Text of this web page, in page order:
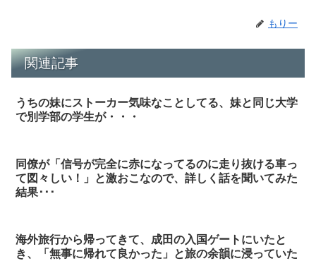
もりー
関連記事
うちの妹にストーカー気味なことしてる、妹と同じ大学
で別学部の学生が・・・
同僚が「信号が完全に赤になってるのに走り抜ける車っ
て図々しい！」と激おこなので、詳しく話を聞いてみた
結果･･･
海外旅行から帰ってきて、成田の入国ゲートにいたと
き、「無事に帰れて良かった」と旅の余韻に浸っていた